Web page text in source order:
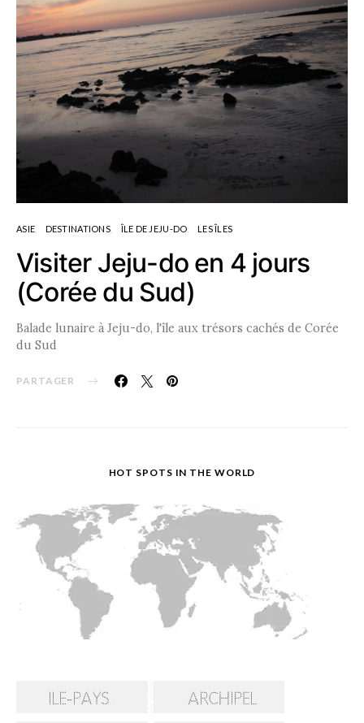
ASIE DESTINATIONS ÎLE DE JEJU-DO LES ÎLES
Visiter Jeju-do en 4 jours
(Corée du Sud)
Balade lunaire à Jeju-do, l'île aux trésors cachés de Corée
du Sud
PARTAGER
HOT SPOTS IN THE WORLD